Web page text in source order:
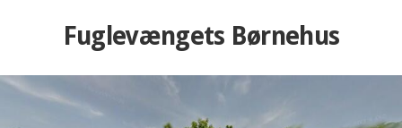
Fuglevængets Børnehus